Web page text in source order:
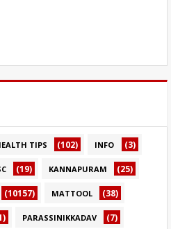
TIPS (102) INFO (3)
(19) KANNAPURAM (25)
(10157) MATTOOL (38)
PARASSINIKKADAV (7)